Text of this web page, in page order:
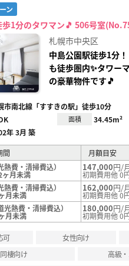
ン
歩1分のタワマン🎵 506号室
札幌市中央区
中島公園駅徒歩1分
も徒歩圏内✨タワー
の豪華物件です🎵
市南北線「すすきの駅」徒歩10分
面積 34.45m²
年 3月 築
間
月額目安
費・清掃費込）
ヶ月未満
147,000円/
初期費用他 0
費・清掃費込）
月未満
162,000円/
初期費用他 0
熱費・清掃費込）
月未満
180,000円/
初期費用他 0
可 女性向け
同棲向け
高級